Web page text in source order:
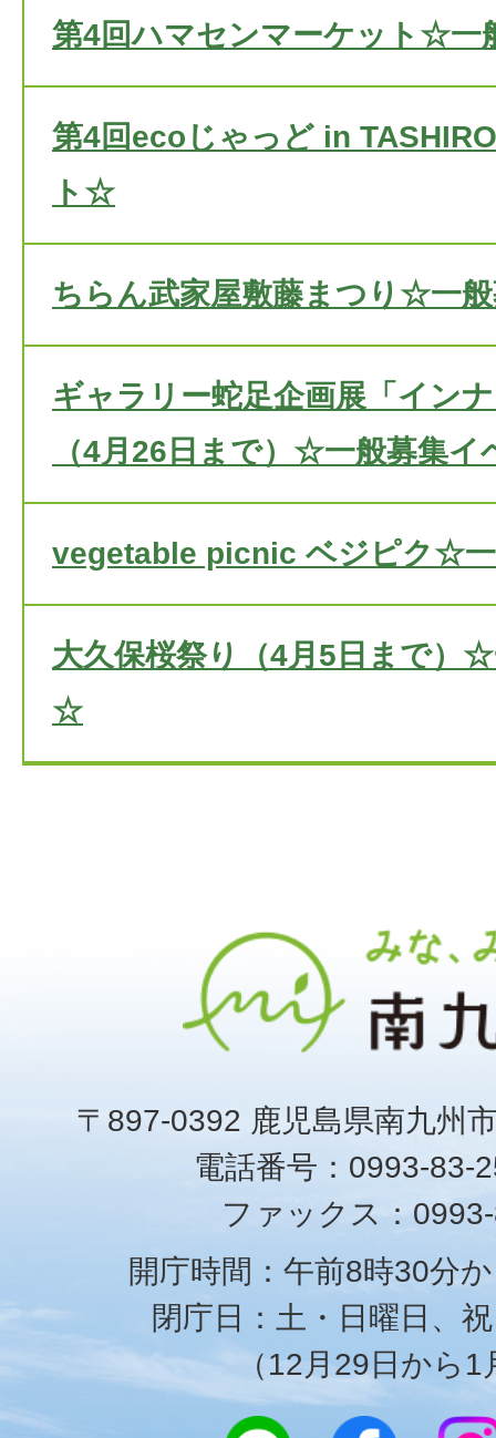
第4回ハマセンマーケット☆
第4回ecoじゃっど in
ト☆
ちらん武家屋敷藤まつり☆一
ギャラリー蛇足企画展「イン
（4月26日まで）☆一般募集
vegetable picnic ベジピク☆
大久保桜祭り（4月5日まで）
☆
〒897-0392 鹿児島県南九州
電話番号：0993-83-
ファックス：
開庁時間：午前8時30分
閉庁日：土・日曜日、
（12月29日から1